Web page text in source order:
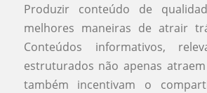
Produzir conteúdo de
melhores maneiras de atrair
Conteúdos informativos,
estruturados não apenas
também incentivam o